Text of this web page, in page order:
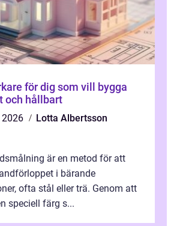
för dig som vill bygga
och hållbart
Lotta Albertsson
är en metod för att
i bärande
ofta stål eller trä. Genom att
speciell färg s...